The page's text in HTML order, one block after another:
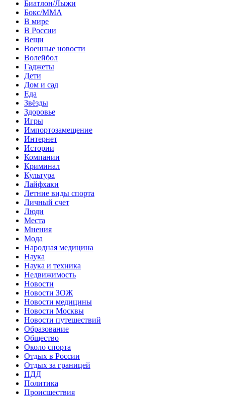
Биатлон/Лыжи
Бокс/MMA
В мире
В России
Вещи
Военные новости
Волейбол
Гаджеты
Дети
Дом и сад
Еда
Звёзды
Здоровье
Игры
Импортозамещение
Интернет
Истории
Компании
Криминал
Культура
Лайфхаки
Летние виды спорта
Личный счет
Люди
Места
Мнения
Мода
Народная медицина
Наука
Наука и техника
Недвижимость
Новости
Новости ЗОЖ
Новости медицины
Новости Москвы
Новости путешествий
Образование
Общество
Около спорта
Отдых в России
Отдых за границей
ПДД
Политика
Происшествия